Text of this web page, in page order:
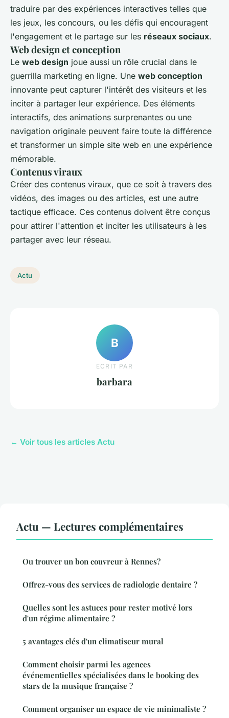
traduire par des expériences interactives telles que
les jeux, les concours, ou les défis qui encouragent
l'engagement et le partage sur les réseaux sociaux.
Web design et conception
Le web design joue aussi un rôle crucial dans le
guerrilla marketing en ligne. Une web conception
innovante peut capturer l'intérêt des visiteurs et les
inciter à partager leur expérience. Des éléments
interactifs, des animations surprenantes ou une
navigation originale peuvent faire toute la différence
et transformer un simple site web en une expérience
mémorable.
Contenus viraux
Créer des contenus viraux, que ce soit à travers des
vidéos, des images ou des articles, est une autre
tactique efficace. Ces contenus doivent être conçus
pour attirer l'attention et inciter les utilisateurs à les
partager avec leur réseau.
Actu
B
ECRIT PAR
barbara
← Voir tous les articles Actu
Actu — Lectures complémentaires
Ou trouver un bon couvreur à Rennes?
Offrez-vous des services de radiologie dentaire ?
Quelles sont les astuces pour rester motivé lors
d'un régime alimentaire ?
5 avantages clés d'un climatiseur mural
Comment choisir parmi les agences
événementielles spécialisées dans le booking des
stars de la musique française ?
Comment organiser un espace de vie minimaliste ?